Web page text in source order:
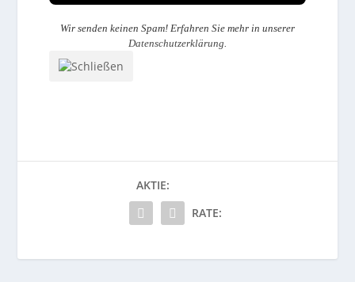
Wir senden keinen Spam! Erfahren Sie mehr in unserer
Datenschutzerklärung
AKTIE:
RATE: